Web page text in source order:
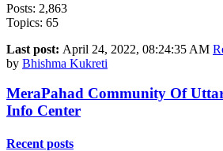
Posts: 2,863
Topics: 65
Last post: April 24, 2022, 08:24:35 AM
by Bhishma Kukreti
MeraPahad Community Of
Info Center
Recent posts